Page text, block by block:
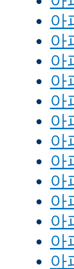
아
아
아
아
아
아
아
아
아
아
아
아
아